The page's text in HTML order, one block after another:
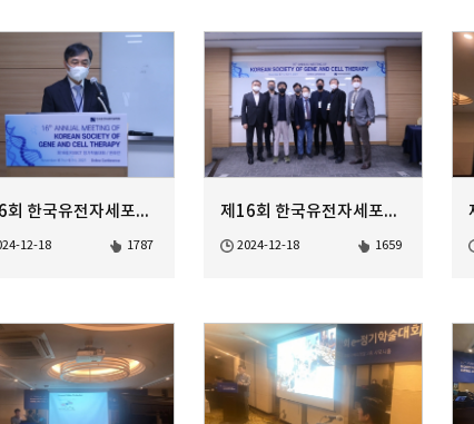
제16회 한국유전자세포치료학회 정기학술대회
12-18 1787
제16회 한국유전자세포치료학회 정기학술대회
2024-12-18 1659